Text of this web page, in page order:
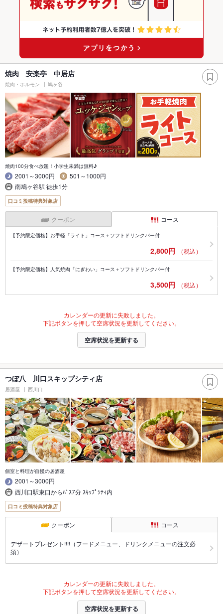
焼肉 安楽亭 中居店
焼肉・ホルモン 鳩ヶ谷
焼肉100分食べ放題！小学生未満は無料♪
2001～3000円
501～1000円
南鳩ヶ谷駅 徒歩1分
口コミ投稿特典対象店
クーポン コース
【予約限定価格】お手軽「ライト」コース＋ソフトドリンクバー付
2,800円 （税込）
【予約限定価格】人気焼肉「にぎわい」コース＋ソフトドリンクバー付
3,500円 （税込）
カレンダーの更新に失敗しました。
下記ボタンを押して空席状況を更新してください。
空席状況を更新する
つぼ八 川口スキップシティ店
居酒屋 西川口
個室と料理が自慢の居酒屋
2001～3000円
西川口駅東口からﾊﾞｽ7分 ｽｷｯﾌﾟｼﾃｨ内
口コミ投稿特典対象店
クーポン コース
デザートプレゼント!!!!（フードメニュー、ドリンクメニューの注文必
須）
カレンダーの更新に失敗しました。
下記ボタンを押して空席状況を更新してください。
空席状況を更新する